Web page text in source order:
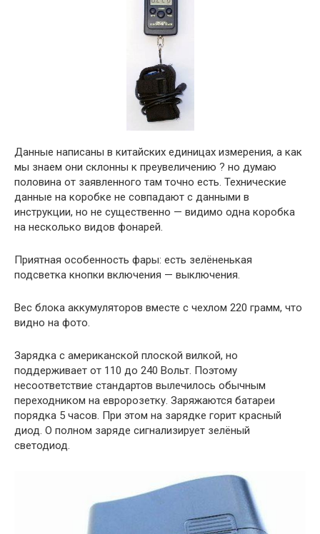
Данные написаны в китайских единицах измерения, а как
мы знаем они склонны к преувеличению ? но думаю
половина от заявленного там точно есть. Технические
данные на коробке не совпадают с данными в
инструкции, но не существенно — видимо одна коробка
на несколько видов фонарей.
Приятная особенность фары: есть зелёненькая
подсветка кнопки включения — выключения.
Вес блока аккумуляторов вместе с чехлом 220 грамм, что
видно на фото.
Зарядка с американской плоской вилкой, но
поддерживает от 110 до 240 Вольт. Поэтому
несоответствие стандартов вылечилось обычным
переходником на евророзетку. Заряжаются батареи
порядка 5 часов. При этом на зарядке горит красный
диод. О полном заряде сигнализирует зелёный
светодиод.